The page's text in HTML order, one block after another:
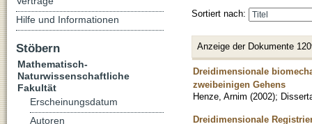
Sortiert nach:
Anzeige der Dokumente
Dreidimensionale
zweibeinigen Gehens
Henze, Arnim (2002);
Dreidimensionale
Hilfe und Informationen
Stöbern
Mathematisch-
Naturwissenschaftliche
Fakultät
Erscheinungsdatum
Autoren